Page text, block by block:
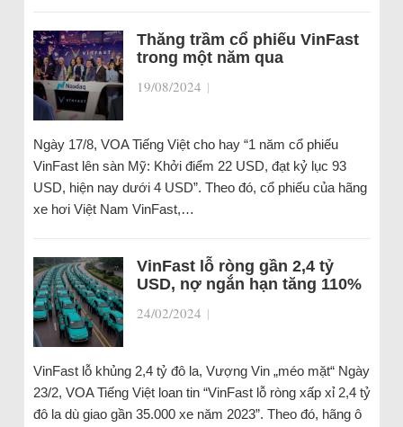
Thăng trầm cổ phiếu VinFast
trong một năm qua
19/08/2024 |
Ngày 17/8, VOA Tiếng Việt cho hay “1 năm cổ phiếu
VinFast lên sàn Mỹ: Khởi điểm 22 USD, đạt kỷ lục 93
USD, hiện nay dưới 4 USD”. Theo đó, cổ phiếu của hãng
xe hơi Việt Nam VinFast,…
VinFast lỗ ròng gần 2,4 tỷ
USD, nợ ngắn hạn tăng 110%
24/02/2024 |
VinFast lỗ khủng 2,4 tỷ đô la, Vượng Vin „méo mặt“ Ngày
23/2, VOA Tiếng Việt loan tin “VinFast lỗ ròng xấp xỉ 2,4 tỷ
đô la dù giao gần 35.000 xe năm 2023”. Theo đó, hãng ô